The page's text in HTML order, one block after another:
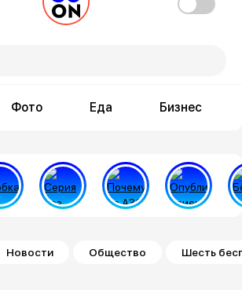
Фото Еда Бизнес
Новости Общество Шесть